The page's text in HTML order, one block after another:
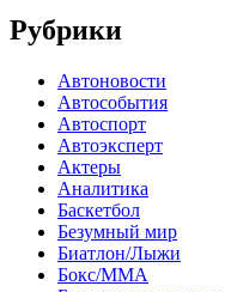
Рубрики
Автоновости
Автособытия
Автоспорт
Автоэксперт
Актеры
Аналитика
Баскетбол
Безумный мир
Биатлон/Лыжи
Бокс/MMA